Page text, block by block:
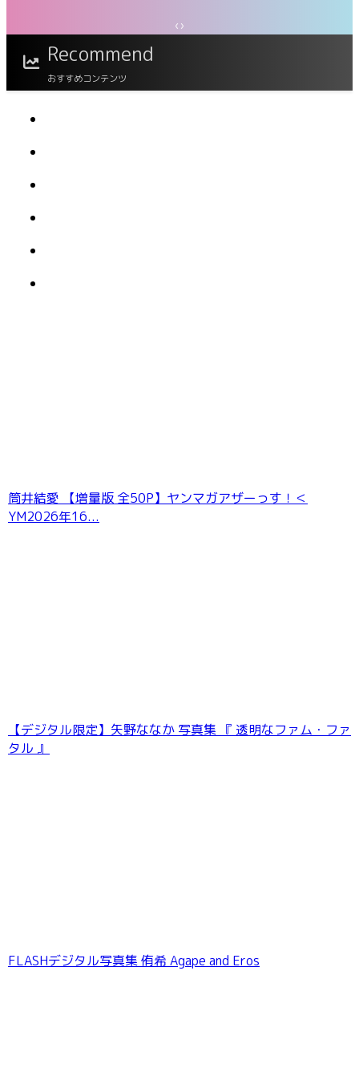
澄田綾乃 今夜、溢れる艶が世界を回す
‹›
Recommend
おすすめコンテンツ
筒井結愛 【増量版 全50P】ヤンマガアザーっす！＜
YM2026年16...
【デジタル限定】矢野ななか 写真集 『 透明なファム・ファ
タル 』
FLASHデジタル写真集 侑希 Agape and Eros